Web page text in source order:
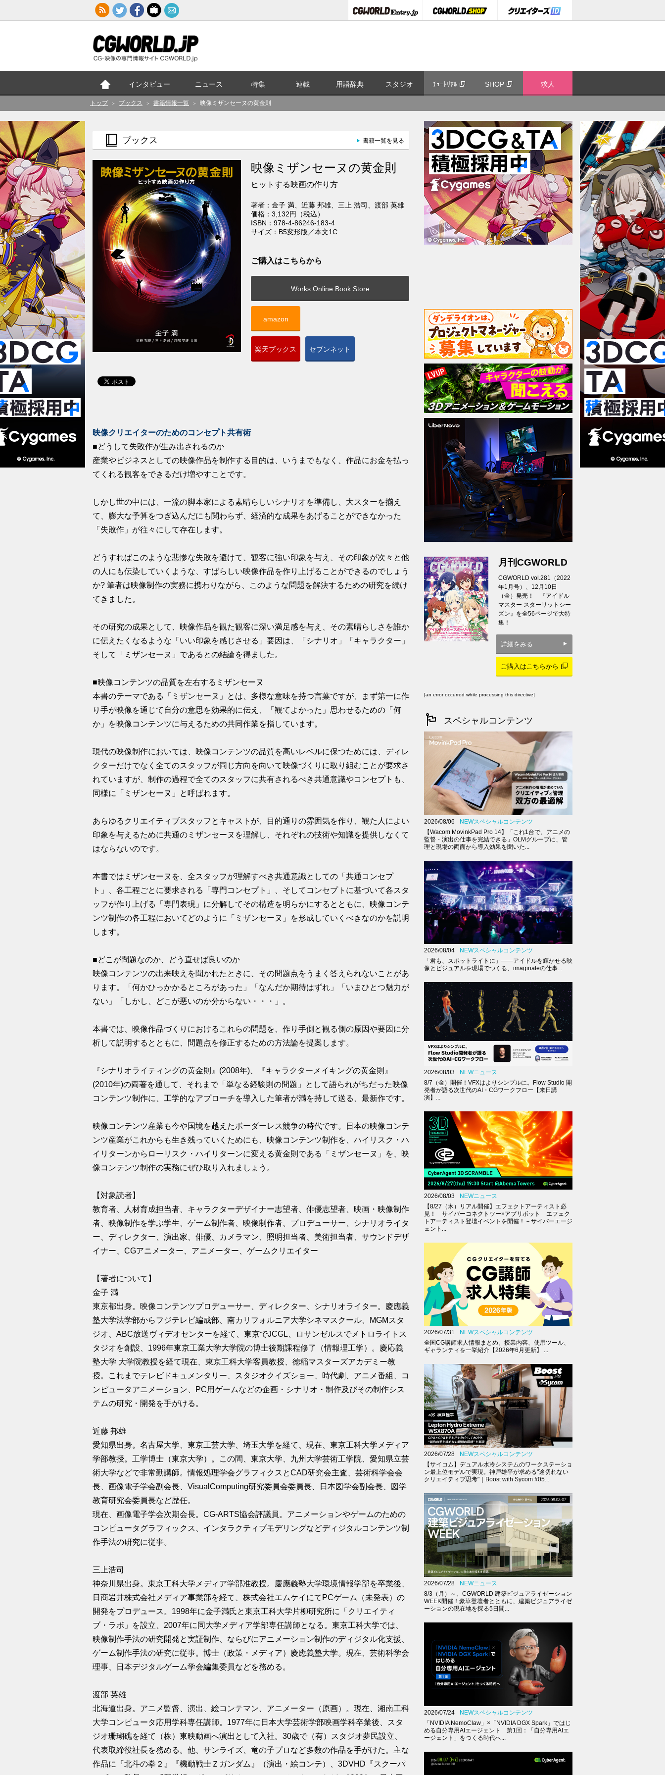
インタビュー ニュース 特集 連載 用語辞典 スタジオ ﾁｭｰﾄﾘｱﾙ SHOP 求人
トップ ＞ ブックス ＞ 書籍情報一覧 ＞ 映像ミザンセーヌの黄金則
ブックス 書籍一覧を見る
映像ミザンセーヌの黄金則
ヒットする映画の作り方
著者：金子 満、近藤 邦雄、三上 浩司、渡部 英雄
価格：3,132円（税込）
ISBN：978-4-86246-183-4
サイズ：B5変形版／本文1C
ご購入はこちらから
Works Online Book Store
amazon
楽天ブックス セブンネット
映像クリエイターのためのコンセプト共有術
■どうして失敗作が生み出されるのか
産業やビジネスとしての映像作品を制作する目的は、いうまでもなく、作品にお金を払っ
てくれる観客をできるだけ増やすことです。
しかし世の中には、一流の脚本家による素晴らしいシナリオを準備し、大スターを揃え
て、膨大な予算をつぎ込んだにも関わらず、経済的な成果をあげることができなかった
「失敗作」が往々にして存在します。
どうすればこのような悲惨な失敗を避けて、観客に強い印象を与え、その印象が次々と他
の人にも伝染していくような、すばらしい映像作品を作り上げることができるのでしょう
か? 筆者は映像制作の実務に携わりながら、このような問題を解決するための研究を続け
てきました。
その研究の成果として、映像作品を観た観客に深い満足感を与え、その素晴らしさを誰か
に伝えたくなるような「いい印象を感じさせる」要因は、「シナリオ」「キャラクター」
そして「ミザンセーヌ」であるとの結論を得ました。
■映像コンテンツの品質を左右するミザンセーヌ
本書のテーマである「ミザンセーヌ」とは、多様な意味を持つ言葉ですが、まず第一に作
り手が映像を通じて自分の意思を効果的に伝え、「観てよかった」思わせるための「何
か」を映像コンテンツに与えるための共同作業を指しています。
現代の映像制作においては、映像コンテンツの品質を高いレベルに保つためには、ディレ
クターだけでなく全てのスタッフが同じ方向を向いて映像づくりに取り組むことが要求さ
れていますが、制作の過程で全てのスタッフに共有されるべき共通意識やコンセプトも、
同様に「ミザンセーヌ」と呼ばれます。
あらゆるクリエイティブスタッフとキャストが、目的通りの雰囲気を作り、観た人によい
印象を与えるために共通のミザンセーヌを理解し、それぞれの技術や知識を提供しなくて
はならないのです。
本書ではミザンセーヌを、全スタッフが理解すべき共通意識としての「共通コンセプ
ト」、各工程ごとに要求される「専門コンセプト」、そしてコンセプトに基づいて各スタ
ッフが作り上げる「専門表現」に分解してその構造を明らかにするとともに、映像コンテ
ンツ制作の各工程においてどのように「ミザンセーヌ」を形成していくべきなのかを説明
します。
■どこが問題なのか、どう直せば良いのか
映像コンテンツの出来映えを聞かれたときに、その問題点をうまく答えられないことがあ
ります。「何かひっかかるところがあった」「なんだか期待はずれ」「いまひとつ魅力が
ない」「しかし、どこが悪いのか分からない・・・」。
本書では、映像作品づくりにおけるこれらの問題を、作り手側と観る側の原因や要因に分
析して説明するとともに、問題点を修正するための方法論を提案します。
『シナリオライティングの黄金則』(2008年)、『キャラクターメイキングの黄金則』
(2010年)の両著を通して、それまで「単なる経験則の問題」として語られがちだった映像
コンテンツ制作に、工学的なアプローチを導入した筆者が満を持して送る、最新作です。
映像コンテンツ産業も今や国境を越えたボーダーレス競争の時代です。日本の映像コンテ
ンツ産業がこれからも生き残っていくためにも、映像コンテンツ制作を、ハイリスク・ハ
イリターンからローリスク・ハイリターンに変える黄金則である「ミザンセーヌ」を、映
像コンテンツ制作の実務にぜひ取り入れましょう。
【対象読者】
教育者、人材育成担当者、キャラクターデザイナー志望者、俳優志望者、映画・映像制作
者、映像制作を学ぶ学生、ゲーム制作者、映像制作者、プロデューサー、シナリオライタ
ー、ディレクター、演出家、俳優、カメラマン、照明担当者、美術担当者、サウンドデザ
イナー、CGアニメーター、アニメーター、ゲームクリエイター
【著者について】
金子 満
東京都出身。映像コンテンツプロデューサー、ディレクター、シナリオライター。慶應義
塾大学法学部からフジテレビ編成部、南カリフォルニア大学シネマスクール、MGMスタ
ジオ、ABC放送ヴィデオセンターを経て、東京でJCGL、ロサンゼルスでメトロライトス
タジオを創設、1996年東京工業大学大学院の博士後期課程修了（情報理工学）。慶応義
塾大学 大学院教授を経て現在、東京工科大学客員教授、徳稲マスターズアカデミー教
授。これまでテレビドキュメンタリー、スタジオクイズショー、時代劇、アニメ番組、コ
ンピュータアニメーション、PC用ゲームなどの企画・シナリオ・制作及びその制作シス
テムの研究・開発を手がける。
近藤 邦雄
愛知県出身。名古屋大学、東京工芸大学、埼玉大学を経て、現在、東京工科大学メディア
学部教授。工学博士（東京大学）。この間、東京大学、九州大学芸術工学院、愛知県立芸
術大学などで非常勤講師。情報処理学会グラフィクスとCAD研究会主査、芸術科学会会
長、画像電子学会副会長、VisualComputing研究委員会委員長、日本図学会副会長、図学
教育研究会委員長など歴任。
現在、画像電子学会次期会長。CG-ARTS協会評議員。アニメーションやゲームのための
コンピュータグラフィックス、インタラクティブモデリングなどディジタルコンテンツ制
作手法の研究に従事。
三上浩司
神奈川県出身。東京工科大学メディア学部准教授。慶應義塾大学環境情報学部を卒業後、
日商岩井株式会社メディア事業部を経て、株式会社エムケイにてPCゲーム（未発表）の
開発をプロデュース。1998年に金子満氏と東京工科大学片柳研究所に「クリエイティ
ブ・ラボ」を設立、2007年に同大学メディア学部専任講師となる。東京工科大学では、
映像制作手法の研究開発と実証制作、ならびにアニメーション制作のディジタル化支援、
ゲーム制作手法の研究に従事。博士（政策・メディア）慶應義塾大学。現在、芸術科学会
理事、日本デジタルゲーム学会編集委員などを務める。
渡部 英雄
北海道出身。アニメ監督、演出、絵コンテマン、アニメーター（原画）。現在、湘南工科
大学コンピュータ応用学科専任講師。1977年に日本大学芸術学部映画学科卒業後、スタ
ジオ珊瑚礁を経て（株）東映動画へ演出として入社。30歳で（有）スタジオ夢民設立、
代表取締役社長を務める。他、サンライズ、竜の子プロなど多数の作品を手がけた。主な
作品に『北斗の拳２』『機動戦士Ｚガンダム』（演出・絵コンテ）、3DVHD『スクーパ
月刊CGWORLD
CGWORLD vol.281（2022
年1月号）、12月10日
（金）発売！ 『アイドル
マスター スターリットシー
ズン』を全56ページで大特
集！
詳細をみる
ご購入はこちらから
[an error occurred while processing this directive]
スペシャルコンテンツ
2026/08/06
NEWスペシャルコンテンツ
【Wacom MovinkPad Pro 14】「これ1台で、アニメの
監督・演出の仕事を完結できる」OLMグループに、管
理と現場の両面から導入効果を聞いた...
2026/08/04
NEWスペシャルコンテンツ
「君も、スポットライトに」――アイドルを輝かせる映
像とビジュアルを現場でつくる、imaginateの仕事...
2026/08/03
NEWニュース
8/7（金）開催！VFXはよりシンプルに。Flow Studio 開
発者が語る次世代のAI・CGワークフロー【来日講
演】...
2026/08/03
NEWニュース
【8/27（木）リアル開催】エフェクトアーティスト必
見！ サイバーコネクトツー×アプリボット エフェク
トアーティスト登壇イベントを開催！－サイバーエージ
ェント...
2026/07/31
NEWスペシャルコンテンツ
全国CG講師求人情報まとめ。授業内容、使用ツール、
ギャランティを一挙紹介【2026年6月更新】 ...
2026/07/28
NEWスペシャルコンテンツ
【サイコム】デュアル水冷システムのワークステーショ
ン最上位モデルで実現。神戸雄平が求める"途切れない
クリエイティブ思考"｜Boost with Sycom #05...
2026/07/28
NEWニュース
8/3（月）～、CGWORLD 建築ビジュアライゼーション
WEEK開催！豪華登壇者とともに、建築ビジュアライゼ
ーションの現在地を探る5日間...
2026/07/24
NEWスペシャルコンテンツ
「NVIDIA NemoClaw」×「NVIDIA DGX Spark」ではじ
める自分専用AIエージェント 第1回：「自分専用AIエ
ージェント」をつくる時代へ...